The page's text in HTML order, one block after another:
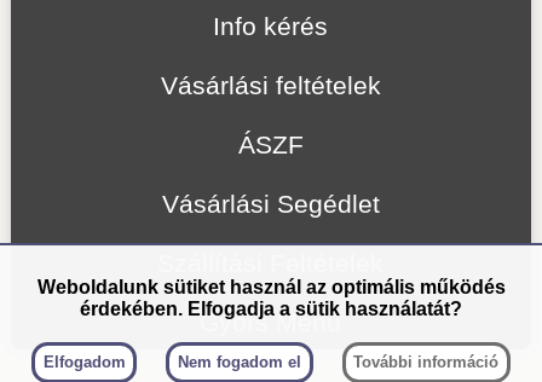
Info kérés
Vásárlási feltételek
ÁSZF
Vásárlási Segédlet
Gyors Menü
Weboldalunk sütiket használ az optimális működés
érdekében. Elfogadja a sütik használatát?
Elfogadom Nem fogadom el További információ